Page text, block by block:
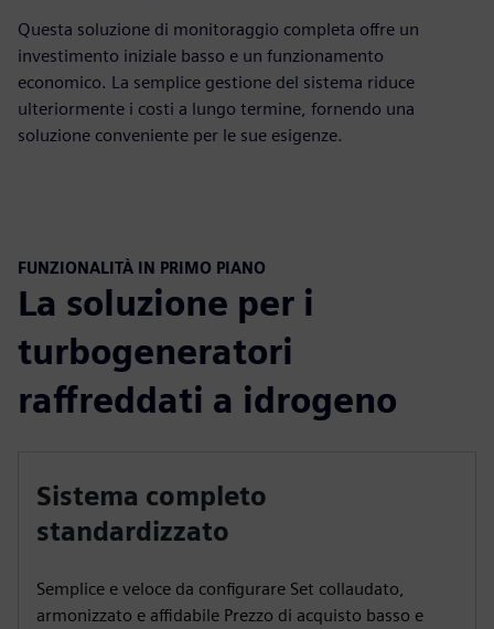
Questa soluzione di monitoraggio completa offre un
investimento iniziale basso e un funzionamento
economico. La semplice gestione del sistema riduce
ulteriormente i costi a lungo termine, fornendo una
soluzione conveniente per le sue esigenze.
FUNZIONALITÀ IN PRIMO PIANO
La soluzione per i
turbogeneratori
raffreddati a idrogeno
Sistema completo
standardizzato
Semplice e veloce da configurare Set collaudato,
armonizzato e affidabile Prezzo di acquisto basso e